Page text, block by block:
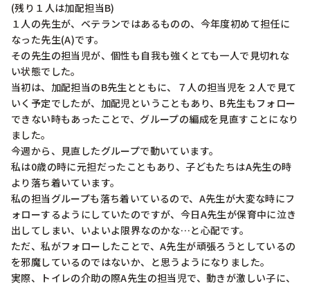
(残り１人は加配担当B)
１人の先生が、ベテランではあるものの、今年度初めて担任に
なった先生(A)です。
その先生の担当児が、個性も自我も強くとても一人で見切れな
い状態でした。
当初は、加配担当のB先生とともに、７人の担当児を２人で見て
いく予定でしたが、加配児ということもあり、B先生もフォロー
できない時もあったことで、グループの編成を見直すことになり
ました。
今週から、見直したグループで動いています。
私は0歳の時に元担だったこともあり、子どもたちはA先生の時
より落ち着いています。
私の担当グループも落ち着いているので、A先生が大変な時にフ
ォローするようにしていたのですが、今日A先生が保育中に泣き
出してしまい、いよいよ限界なのかな…と心配です。
ただ、私がフォローしたことで、A先生が頑張ろうとしているの
を邪魔しているのではないか、と思うようになりました。
実際、トイレの介助の際A先生の担当児で、動きが激しい子に、